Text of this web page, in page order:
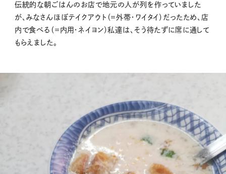
伝統的な朝ごはんのお店で地元の人が列を作っていました
が、みなさんほぼテイクアウト（＝外帯・ワイタイ）だったため、店
内で食べる（＝内用・ネイヨン）私達は、そう待たずに席に通して
もらえました。